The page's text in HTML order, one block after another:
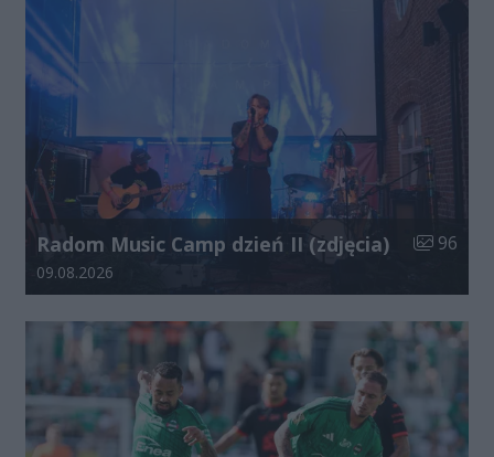
Radom Music Camp dzień II (zdjęcia) Liczba
96
Data dodania galerii:
09.08.2026